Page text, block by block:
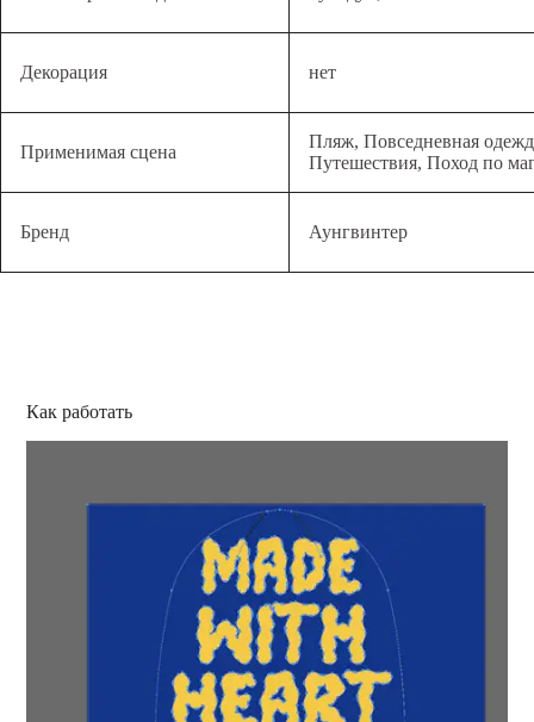
Декорация нет
Применимая сцена
Пляж, Повседневная
Путешествия, Поход по
Бренд Аунгвинтер
Как работать